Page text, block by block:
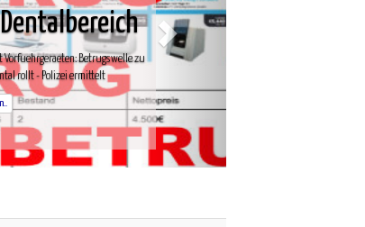
Betrugswelle zu
ermittelt